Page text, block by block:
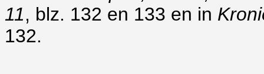
11, blz. 132 en 133 en in
132.